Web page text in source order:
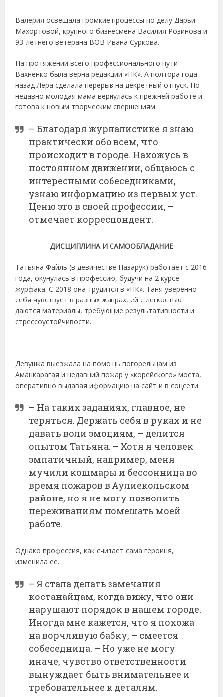
Валерия освещала громкие процессы по делу Дарьи
Махортовой, крупного бизнесмена Василия Розинова и
93-летнего ветерана ВОВ Ивана Суркова.
На протяжении всего профессионального пути
Вахненко была верна редакции «НК». А полтора года
назад Лера сделала перерыв на декретный отпуск. Но
недавно молодая мама вернулась к прежней работе и
готова к новым творческим свершениям.
– Благодаря журналистике я знаю
практически обо всем, что
происходит в городе. Нахожусь в
постоянном движении, общаюсь с
интересными собеседниками,
узнаю информацию из первых уст.
Ценю это в своей профессии, –
отмечает корреспондент.
ДИСЦИПЛИНА И САМООБЛАДАНИЕ
Татьяна Файль (в девичестве Назарук) работает с 2016
года, окунулась в профессию, будучи на 2 курсе
журфака. С 2018 она трудится в «НК». Таня уверенно
себя чувствует в разных жанрах, ей с легкостью
даются материалы, требующие результативности и
стрессоустойчивости.
Девушка выезжала на помощь погорельцам из
Аманкарагая и недавний пожар у «корейского» моста,
оперативно выдавая иформацию на сайт и в соцсети.
– На таких заданиях, главное, не
теряться. Держать себя в руках и не
давать воли эмоциям, – делится
опытом Татьяна. – Хотя я человек
эмпатичный, например, меня
мучили кошмары и бессонница во
время пожаров в Аулиекольском
районе, но я не могу позволить
переживаниям помешать моей
работе.
Однако профессия, как считает сама героиня,
изменила ее.
– Я стала делать замечания
костанайцам, когда вижу, что они
нарушают порядок в нашем городе.
Иногда мне кажется, что я похожа
на ворчливую бабку, – смеется
собеседница. – Но уже не могу
иначе, чувство ответственности
вынуждает быть внимательнее и
требовательнее к деталям.